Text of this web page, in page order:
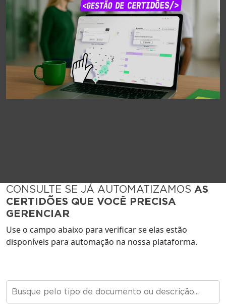
CONSULTE SE JÁ AUTOMATIZAMOS AS
CERTIDÕES QUE VOCÊ PRECISA
GERENCIAR
Use o campo abaixo para verificar se elas estão
disponíveis para automação na nossa plataforma.